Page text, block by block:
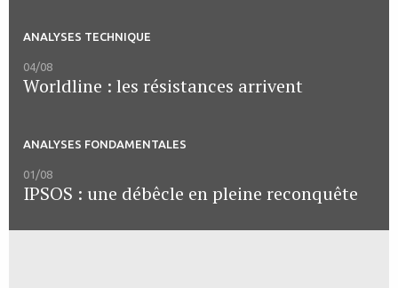
ANALYSES TECHNIQUE
04/08
Worldline : les résistances arrivent
ANALYSES FONDAMENTALES
01/08
IPSOS : une débêcle en pleine reconquête